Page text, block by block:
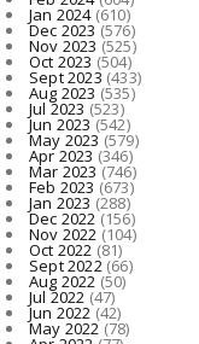
Jan 2024(610)
Dec 2023(576)
Nov 2023 (525)
Oct 2023 (504)
Sept 2023 (433)
Aug 2023 (535)
Jul 2023 (523)
Jun 2023(542)
May 2023(579)
Apr 2023 (346)
Mar 2023 (746)
Feb 2023 (673)
Jan 2023 (288)
Dec 2022(156)
Nov 2022 (104)
Oct 2022 (81)
Sept 2022(66)
Aug 2022 (50)
Jul 2022 (47)
Jun 2022(42)
May 2022(78)